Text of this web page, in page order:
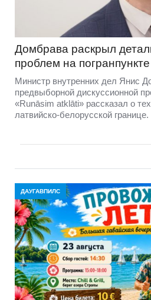
Домбравa раскрыл
проблем на
Министр внутренних дел Янис
предвыборной дискуссионной
«Runāsim atklāti» рассказал о
латвийско-белорусской границе.
ДАУГАВПИЛС